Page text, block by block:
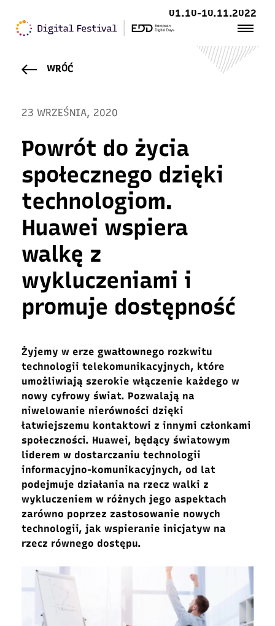
01.10-10.11.2022
WRÓĆ
23 WRZEŚNIA, 2020
Powrót do życia
społecznego dzięki
technologiom.
Huawei wspiera
walkę z
wykluczeniami i
promuje dostępność
Żyjemy w erze gwałtownego rozkwitu
technologii telekomunikacyjnych, które
umożliwiają szerokie włączenie każdego w
nowy cyfrowy świat. Pozwalają na
niwelowanie nierówności dzięki
łatwiejszemu kontaktowi z innymi członkami
społeczności. Huawei, będący światowym
liderem w dostarczaniu technologii
informacyjno-komunikacyjnych, od lat
podejmuje działania na rzecz walki z
wykluczeniem w różnych jego aspektach
zarówno poprzez zastosowanie nowych
technologii, jak wspieranie inicjatyw na
rzecz równego dostępu.